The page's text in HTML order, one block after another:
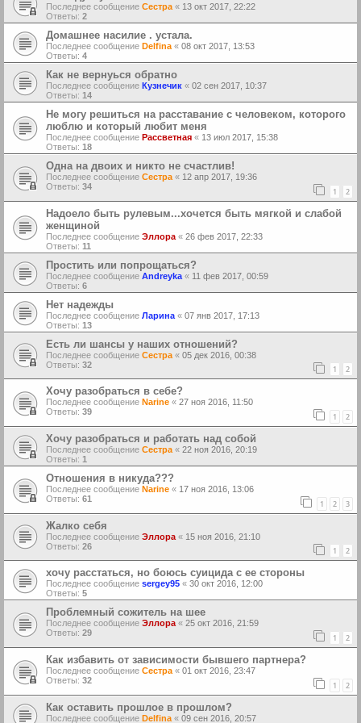
Последнее сообщение Сестра « 13 окт 2017, 22:22
Ответы: 2
Домашнее насилие . устала.
Последнее сообщение Delfina « 08 окт 2017, 13:53
Ответы: 4
Как не вернуься обратно
Последнее сообщение Кузнечик « 02 сен 2017, 10:37
Ответы: 14
Не могу решиться на расставание с человеком, которого
люблю и который любит меня
Последнее сообщение Рассветная « 13 июл 2017, 15:38
Ответы: 18
Одна на двоих и никто не счастлив!
Последнее сообщение Сестра « 12 апр 2017, 19:36
Ответы: 34 1 2
Надоело быть рулевым...хочется быть мягкой и слабой
женщиной
Последнее сообщение Эллора « 26 фев 2017, 22:33
Ответы: 11
Простить или попрощаться?
Последнее сообщение Andreyka « 11 фев 2017, 00:59
Ответы: 6
Нет надежды
Последнее сообщение Ларина « 07 янв 2017, 17:13
Ответы: 13
Есть ли шансы у наших отношений?
Последнее сообщение Сестра « 05 дек 2016, 00:38
Ответы: 32 1 2
Хочу разобраться в себе?
Последнее сообщение Narine « 27 ноя 2016, 11:50
Ответы: 39 1 2
Хочу разобраться и работать над собой
Последнее сообщение Сестра « 22 ноя 2016, 20:19
Ответы: 1
Отношения в никуда???
Последнее сообщение Narine « 17 ноя 2016, 13:06
Ответы: 61 1 2 3
Жалко себя
Последнее сообщение Эллора « 15 ноя 2016, 21:10
Ответы: 26 1 2
хочу расстаться, но боюсь суицида с ее стороны
Последнее сообщение sergey95 « 30 окт 2016, 12:00
Ответы: 5
Проблемный сожитель на шее
Последнее сообщение Эллора « 25 окт 2016, 21:59
Ответы: 29 1 2
Как избавить от зависимости бывшего партнера?
Последнее сообщение Сестра « 01 окт 2016, 23:47
Ответы: 32 1 2
Как оставить прошлое в прошлом?
Последнее сообщение Delfina « 09 сен 2016, 20:57